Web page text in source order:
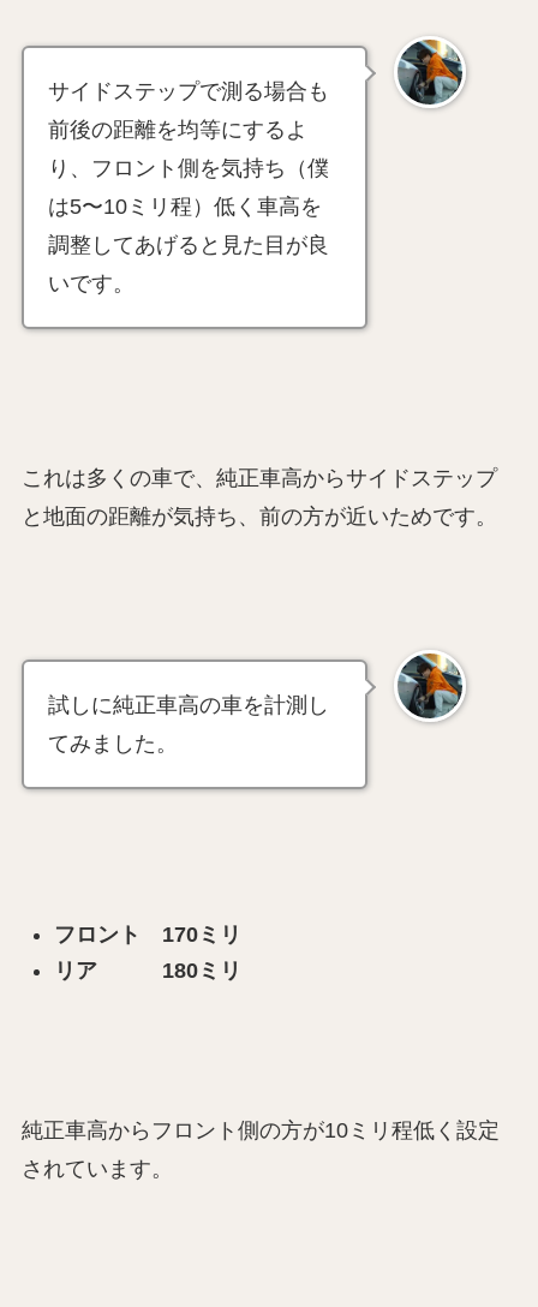
サイドステップで測る場合も
前後の距離を均等にするよ
り、フロント側を気持ち（僕
は5〜10ミリ程）低く車高を
調整してあげると見た目が良
いです。
これは多くの車で、純正車高からサイドステップ
と地面の距離が気持ち、前の方が近いためです。
試しに純正車高の車を計測し
てみました。
フロント 170ミリ
リア 180ミリ
純正車高からフロント側の方が10ミリ程低く設定
されています。